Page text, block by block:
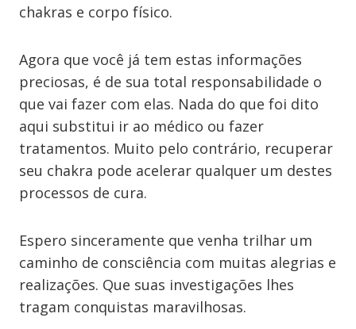
chakras e corpo físico.
Agora que você já tem estas informações
preciosas, é de sua total responsabilidade o
que vai fazer com elas. Nada do que foi dito
aqui substitui ir ao médico ou fazer
tratamentos. Muito pelo contrário, recuperar
seu chakra pode acelerar qualquer um destes
processos de cura.
Espero sinceramente que venha trilhar um
caminho de consciência com muitas alegrias e
realizações. Que suas investigações lhes
tragam conquistas maravilhosas.